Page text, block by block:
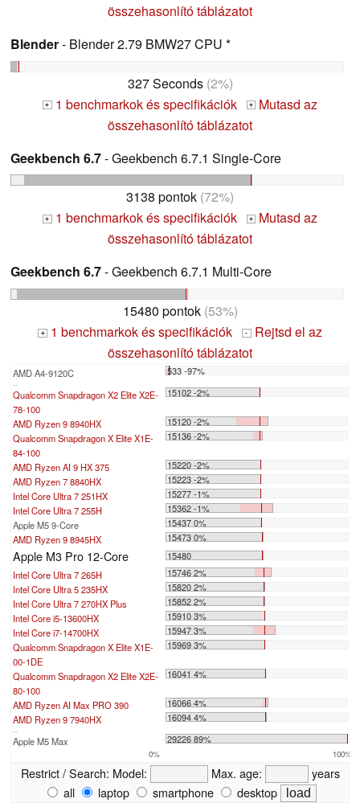
összehasonlító táblázatot
Blender- Blender 2.79 BMW27 CPU *
327 Seconds(2%)
+ 1 benchmarkok és specifikációk +
Mutasd az
összehasonlító táblázatot
Geekbench 6.7- Geekbench 6.7.1 Single-Core
3138 pontok (72%)
+ 1 benchmarkok és specifikációk +
Mutasd az
összehasonlító táblázatot
Geekbench 6.7- Geekbench 6.7.1 Multi-Core
15480 pontok(53%)
+ 1 benchmarkok és specifikációk - Rejtsd el az
összehasonlító táblázatot
AMD A4-9120C 533 -97%
...
Qualcomm Snapdragon X2 Elite X2E-
78-100
15102 -2%
AMD Ryzen 9 8940HX
15120 -2%
Qualcomm Snapdragon X Elite X1E-
84-100
15136 -2%
AMD Ryzen AI 9 HX 375
15220 -2%
AMD Ryzen 7 8840HX
15223 -2%
Intel Core Ultra 7 251HX
15277 -1%
Intel Core Ultra 7 255H
15362 -1%
Apple M5 9-Core
15437 0%
AMD Ryzen 9 8945HX
15473 0%
Apple M3 Pro 12-Core
15480
Intel Core Ultra 7 265H
15746 2%
Intel Core Ultra 5 235HX
15820 2%
Intel Core Ultra 7 270HX Plus
15852 2%
Intel Core i5-13600HX
15910 3%
Intel Core i7-14700HX
15947 3%
Qualcomm Snapdragon X Elite X1E-
00-1DE
15969 3%
Qualcomm Snapdragon X2 Elite X2E-
80-100
16041 4%
AMD Ryzen AI Max PRO 390
16066 4%
AMD Ryzen 9 7940HX
16094 4%
...
Apple M5 Max 29226 89%
0% 100%
Restrict / Search: Model: Max. age:
years
all
laptop smartphone desktop